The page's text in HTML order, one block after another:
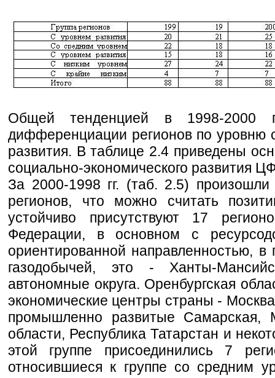
Общей тенденцией в 1998-2000
дифференциации регионов по уровню
развития. В таблице 2.4 приведены
социально-экономического развития
За 2000-1998 гг. (таб. 2.5) произошли
регионов, что можно считать
устойчиво присутствуют 17
Федерации, в основном с
ориентированной направленностью,
газодобычей, это - Ханты-
автономные округа. Оренбургская
экономические центры страны -
промышленно развитые Самарская,
области, Республика Татарстан и
этой группе присоединились 7
относившиеся к группе со средним